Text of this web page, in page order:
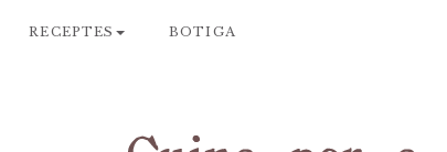
RECEPTES BOTIGA